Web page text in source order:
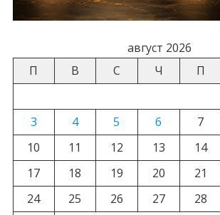
август 2026
П
В С Ч П
3
4 5 6 7
10
11 12 13 14
17
18 19 20 21
24
25 26 27 28